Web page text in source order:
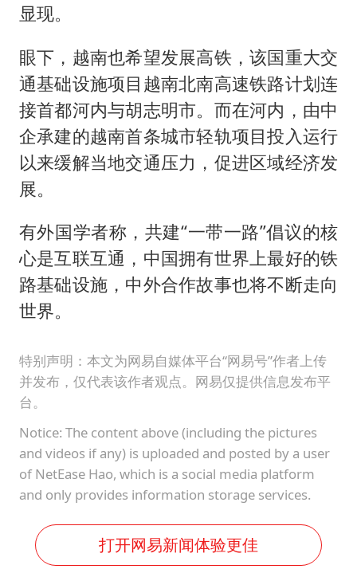
显现。
眼下，越南也希望发展高铁，该国重大交
通基础设施项目越南北南高速铁路计划连
接首都河内与胡志明市。而在河内，由中
企承建的越南首条城市轻轨项目投入运行
以来缓解当地交通压力，促进区域经济发
展。
有外国学者称，共建“一带一路”倡议的核
心是互联互通，中国拥有世界上最好的铁
路基础设施，中外合作故事也将不断走向
世界。
特别声明：本文为网易自媒体平台“网易号”作者上传
并发布，仅代表该作者观点。网易仅提供信息发布平
台。
Notice: The content above (including the pictures
and videos if any) is uploaded and posted by a user
of NetEase Hao, which is a social media platform
and only provides information storage services.
打开网易新闻体验更佳